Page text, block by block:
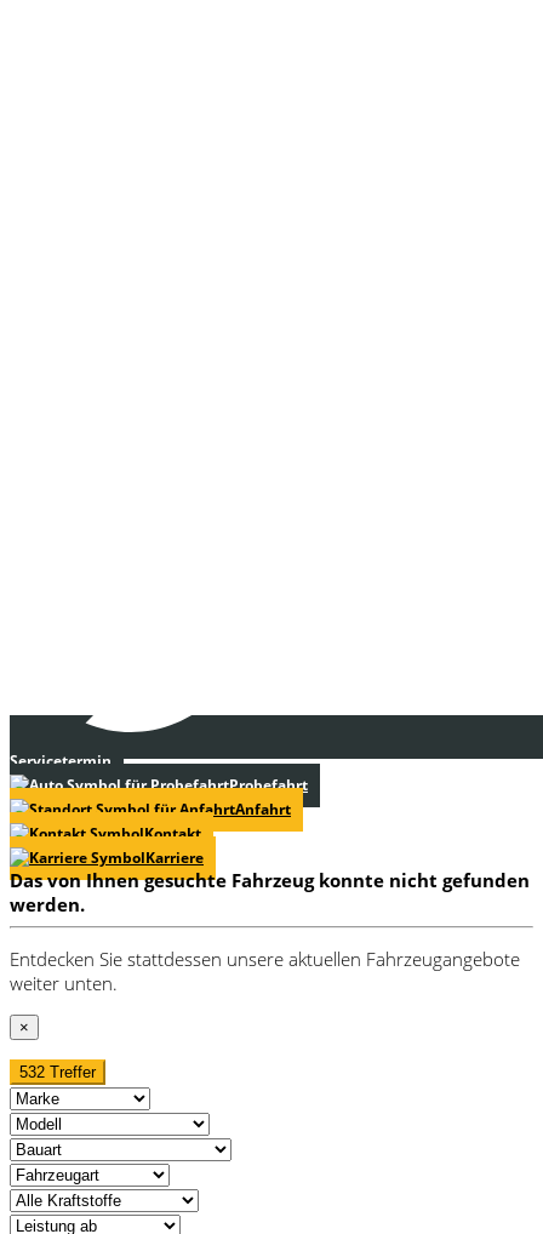
Servicetermin
Probefahrt
Anfahrt
Kontakt
Karriere
Das von Ihnen gesuchte Fahrzeug konnte nicht gefunden
werden.
Entdecken Sie stattdessen unsere aktuellen Fahrzeugangebote
weiter unten.
×
532 Treffer